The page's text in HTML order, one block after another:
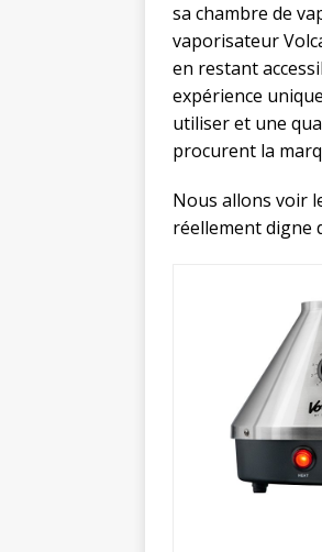
sa chambre de
vaporisateur
en restant
expérience
utiliser et une
procurent la
Nous allons voir
réellement digne